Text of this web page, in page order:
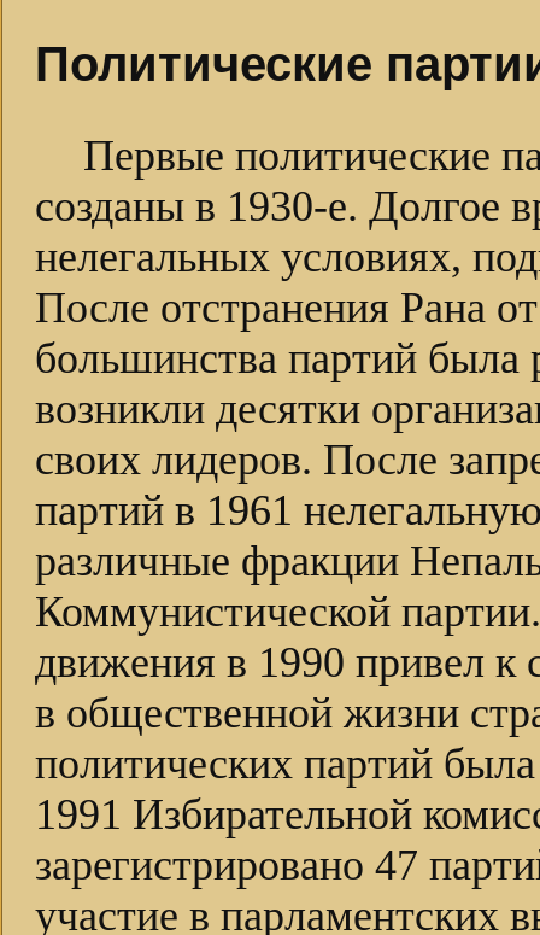
Политические
Первые политические
созданы в 1930-е. Долгое
нелегальных условиях,
После отстранения Рана
большинства партий была
возникли десятки
своих лидеров. После
партий в 1961
различные фракции
Коммунистической
движения в 1990 привел
в общественной жизни
политических партий
1991 Избирательной
зарегистрировано 47
участие в парламентских